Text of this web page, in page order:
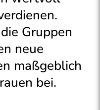
Gruppen
neue
maßgeblich
bei.